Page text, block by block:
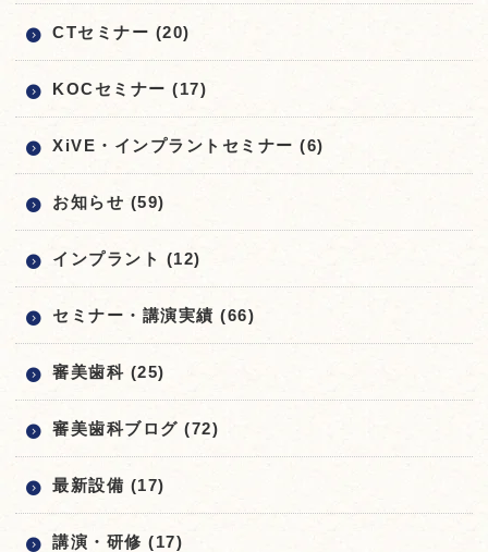
CTセミナー (20)
KOCセミナー (17)
XiVE・インプラントセミナー (6)
お知らせ (59)
インプラント (12)
セミナー・講演実績 (66)
審美歯科 (25)
審美歯科ブログ (72)
最新設備 (17)
講演・研修 (17)